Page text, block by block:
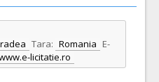
Tara: Romania E-
licitatie.ro